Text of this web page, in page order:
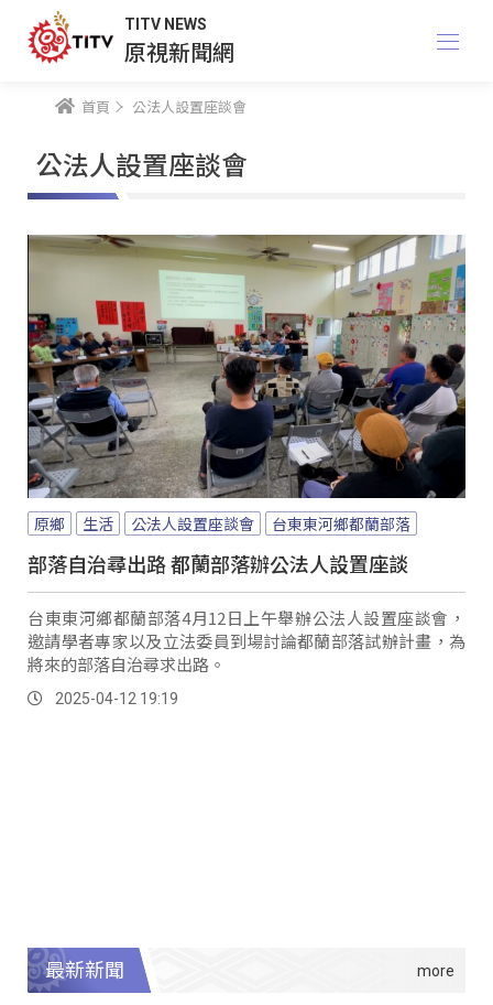
TITV NEWS
原視新聞網
首頁 公法人設置座談會
公法人設置座談會
原鄉 生活 公法人設置座談會 台東東河鄉都蘭部落
部落自治尋出路 都蘭部落辦公法人設置座談
台東東河鄉都蘭部落4月12日上午舉辦公法人設置座談會，
邀請學者專家以及立法委員到場討論都蘭部落試辦計畫，為
將來的部落自治尋求出路。
2025-04-12 19:19
最新新聞